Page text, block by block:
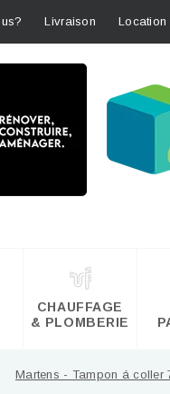
Livraison Location
CHAUFFAGE
& PLOMBERIE
Martens - Tampon á coller